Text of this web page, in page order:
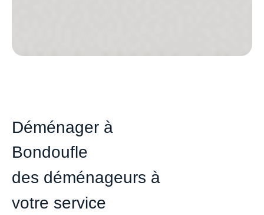
Déménager à
Bondoufle
des déménageurs à
votre service